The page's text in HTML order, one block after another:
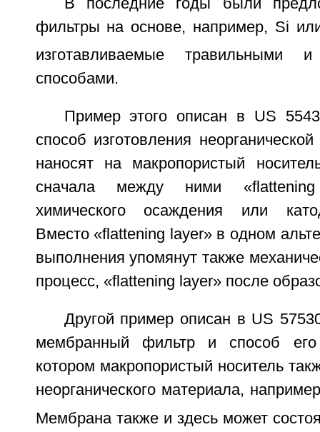
В последние годы были
фильтры на основе, например, Si
изготавливаемые травильными и
способами.
Пример этого описан в US
способ изготовления
наносят на макропористый
сначала между ними
химического осаждения или
Вместо «flattening layer» в одном
выполнения упомянут также
процесс, «flattening layer» после
Другой пример описан в US
мембранный фильтр и способ его
котором макропористый носитель
неорганического материала,
Мембрана также и здесь может